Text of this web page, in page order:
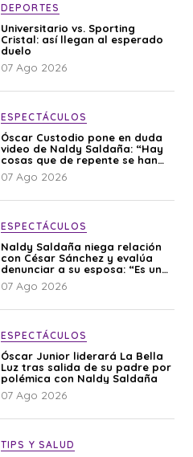
DEPORTES
Universitario vs. Sporting
Cristal: así llegan al esperado
duelo
07 Ago 2026
ESPECTÁCULOS
Óscar Custodio pone en duda
video de Naldy Saldaña: “Hay
cosas que de repente se han
editado”
07 Ago 2026
ESPECTÁCULOS
Naldy Saldaña niega relación
con César Sánchez y evalúa
denunciar a su esposa: “Es una
difamación”
07 Ago 2026
ESPECTÁCULOS
Óscar Junior liderará La Bella
Luz tras salida de su padre por
polémica con Naldy Saldaña
07 Ago 2026
TIPS Y SALUD